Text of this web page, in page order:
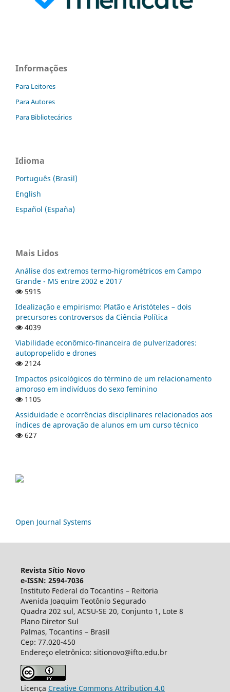
Informações
Para Leitores
Para Autores
Para Bibliotecários
Idioma
Português (Brasil)
English
Español (España)
Mais Lidos
Análise dos extremos termo-higrométricos em Campo
Grande - MS entre 2002 e 2017
5915
Idealização e empirismo: Platão e Aristóteles – dois
precursores controversos da Ciência Política
4039
Viabilidade econômico-financeira de pulverizadores:
autopropelido e drones
2124
Impactos psicológicos do término de um relacionamento
amoroso em indivíduos do sexo feminino
1105
Assiduidade e ocorrências disciplinares relacionados aos
índices de aprovação de alunos em um curso técnico
627
Open Journal Systems
Revista Sítio Novo
e-ISSN: 2594-7036
Instituto Federal do Tocantins – Reitoria
Avenida Joaquim Teotônio Segurado
Quadra 202 sul, ACSU-SE 20, Conjunto 1, Lote 8
Plano Diretor Sul
Palmas, Tocantins – Brasil
Cep: 77.020-450
Endereço eletrônico: sitionovo@ifto.edu.br
Licença Creative Commons Attribution 4.0